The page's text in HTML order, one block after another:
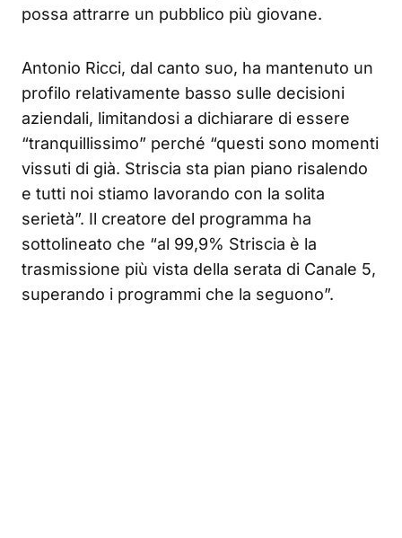
possa attrarre un pubblico più giovane.
Antonio Ricci, dal canto suo, ha mantenuto un
profilo relativamente basso sulle decisioni
aziendali, limitandosi a dichiarare di essere
“tranquillissimo” perché “questi sono momenti
vissuti di già. Striscia sta pian piano risalendo
e tutti noi stiamo lavorando con la solita
serietà”. Il creatore del programma ha
sottolineato che “al 99,9% Striscia è la
trasmissione più vista della serata di Canale 5,
superando i programmi che la seguono”.